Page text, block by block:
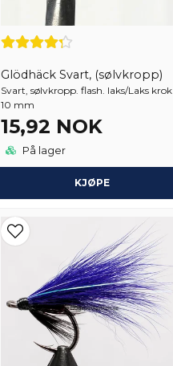
Glödhäck Svart, (sølvkropp)
Svart, sølvkropp. flash. laks/Laks krok
10 mm
15,92 NOK
På lager
KJØPE